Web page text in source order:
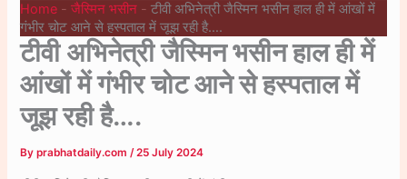
Home -जैस्मिन भसीन -टीवी अभिनेत्री जैस्मिन भसीन हाल ही में आंखों में
गंभीर चोट आने से हस्पताल में जूझ रही है….
टीवी अभिनेत्री जैस्मिन भसीन हाल ही में
आंखों में गंभीर चोट आने से हस्पताल में
जूझ रही है….
Byprabhatdaily.com/25 July 2024